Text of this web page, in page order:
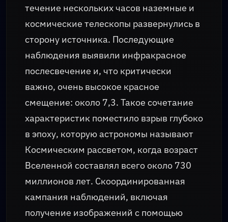
течение нескольких часов наземные и
космические телескопы развернулись в
сторону источника. Последующие
наблюдения выявили инфракрасное
послесвечение и, что критически
важно, очень высокое красное
смещение: около 7,3. Такое сочетание
характеристик поместило взрыв глубоко
в эпоху, которую астрономы называют
Космическим рассветом, когда возраст
Вселенной составлял всего около 730
миллионов лет. Скоординированная
кампания наблюдений, включая
получение изображений с помощью